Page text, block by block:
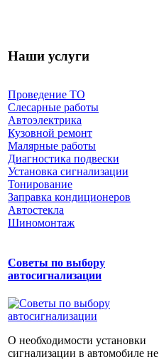
Наши услуги
Проведение ТО
Слесарные работы
Автоэлектрика
Кузовной ремонт
Малярные работы
Диагностика подвески
Установка сигнализации
Тонирование
Заправка кондиционеров
Автостекла
Шиномонтаж
Советы по выбору
автосигнализации
О необходимости установки
сигнализации в автомобиле не